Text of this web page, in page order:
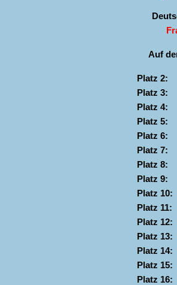
Auf
Platz 2:
Platz 3:
Platz 4:
Platz 5:
Platz 6:
Platz 7:
Platz 8:
Platz 9:
Platz 10:
Platz 11:
Platz 12:
Platz 13:
Platz 14:
Platz 15:
Platz 16: